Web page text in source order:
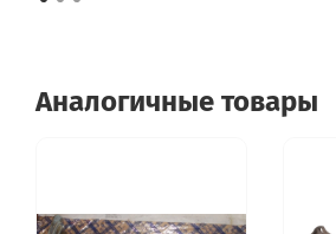
Аналогичные товары